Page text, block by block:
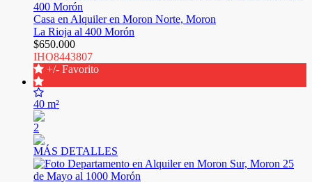
Casa en Alquiler en Moron Norte, Moron
La Rioja al 400 Morón
$650.000
IHO8443807
+/- Favorito
40 m²
2
MÁS DETALLES